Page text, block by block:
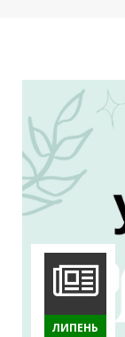
06 ЛИПЕНЬ 26